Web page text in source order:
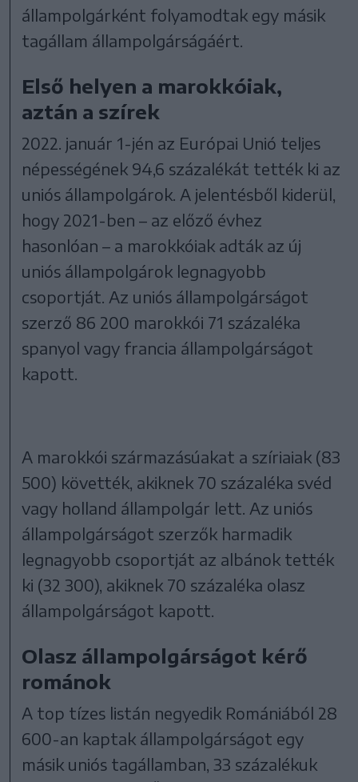
állampolgárként folyamodtak egy másik
tagállam állampolgárságáért.
Első helyen a marokkóiak,
aztán a szírek
2022. január 1-jén az Európai Unió teljes
népességének 94,6 százalékát tették ki az
uniós állampolgárok. A jelentésből kiderül,
hogy 2021-ben – az előző évhez
hasonlóan – a marokkóiak adták az új
uniós állampolgárok legnagyobb
csoportját. Az uniós állampolgárságot
szerző 86 200 marokkói 71 százaléka
spanyol vagy francia állampolgárságot
kapott.
A marokkói származásúakat a szíriaiak (83
500) követték, akiknek 70 százaléka svéd
vagy holland állampolgár lett. Az uniós
állampolgárságot szerzők harmadik
legnagyobb csoportját az albánok tették
ki (32 300), akiknek 70 százaléka olasz
állampolgárságot kapott.
Olasz állampolgárságot kérő
románok
A top tízes listán negyedik Romániából 28
600-an kaptak állampolgárságot egy
másik uniós tagállamban, 33 százalékuk